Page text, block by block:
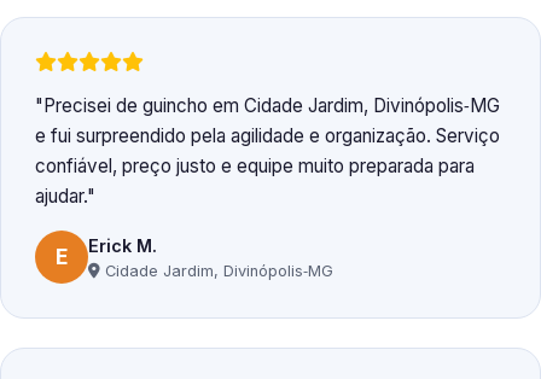
Precisei de guincho em Cidade Jardim, Divinópolis‑MG
e fui surpreendido pela agilidade e organização. Serviço
confiável, preço justo e equipe muito preparada para
ajudar.
E Erick M.
Cidade Jardim, Divinópolis‑MG